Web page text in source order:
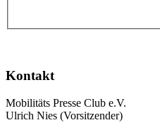
Kontakt
Mobilitäts Presse Club e.V.
Ulrich Nies (Vorsitzender)